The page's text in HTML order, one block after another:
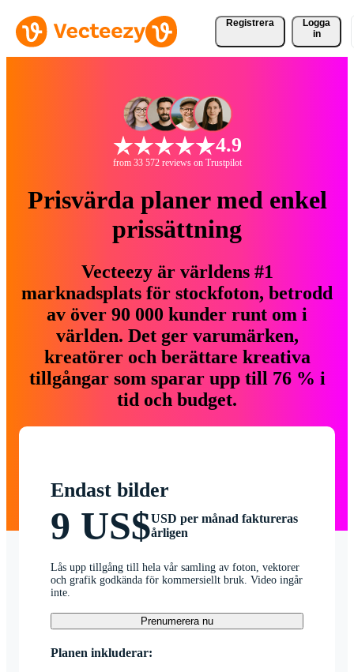
Registrera
Logga
in
4.9
from 33 572 reviews on Trustpilot
Prisvärda planer med enkel
prissättning
Vecteezy är världens #1
marknadsplats för stockfoton, betrodd
av över 90 000 kunder runt om i
världen. Det ger varumärken,
kreatörer och berättare kreativa
tillgångar som sparar upp till 76 % i
tid och budget.
Endast bilder
9 US$USD per månad faktureras
årligen
Lås upp tillgång till hela vår samling av foton, vektorer
och grafik godkända för kommersiellt bruk. Video ingår
inte.
Prenumerera nu
Planen inkluderar: